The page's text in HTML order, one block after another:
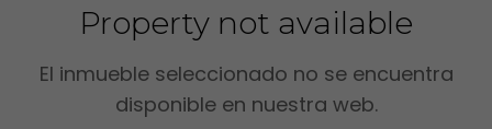
Property not available
El inmueble seleccionado no se encuentra
disponible en nuestra web.